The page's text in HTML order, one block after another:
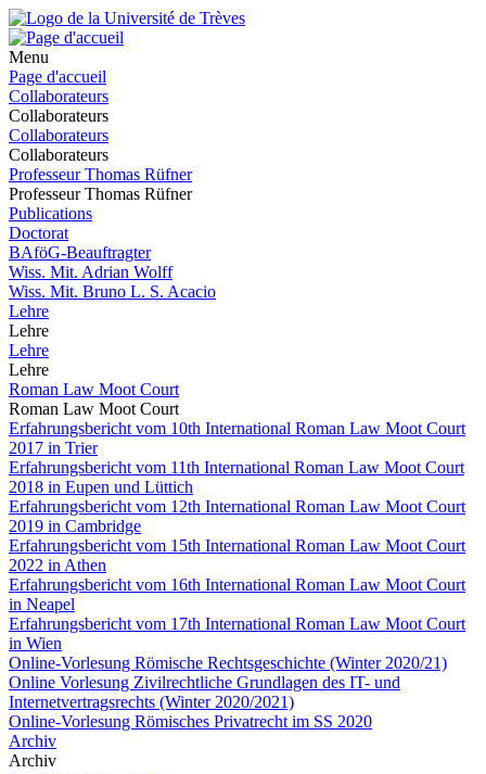
Menu
Page d'accueil
Collaborateurs
Collaborateurs
Collaborateurs
Collaborateurs
Professeur Thomas Rüfner
Professeur Thomas Rüfner
Publications
Doctorat
BAföG-Beauftragter
Wiss. Mit. Adrian Wolff
Wiss. Mit. Bruno L. S. Acacio
Lehre
Lehre
Lehre
Lehre
Roman Law Moot Court
Roman Law Moot Court
Erfahrungsbericht vom 10th International Roman Law Moot Court
2017 in Trier
Erfahrungsbericht vom 11th International Roman Law Moot Court
2018 in Eupen und Lüttich
Erfahrungsbericht vom 12th International Roman Law Moot Court
2019 in Cambridge
Erfahrungsbericht vom 15th International Roman Law Moot Court
2022 in Athen
Erfahrungsbericht vom 16th International Roman Law Moot Court
in Neapel
Erfahrungsbericht vom 17th International Roman Law Moot Court
in Wien
Online-Vorlesung Römische Rechtsgeschichte (Winter 2020/21)
Online Vorlesung Zivilrechtliche Grundlagen des IT- und
Internetvertragsrechts (Winter 2020/2021)
Online-Vorlesung Römisches Privatrecht im SS 2020
Archiv
Archiv